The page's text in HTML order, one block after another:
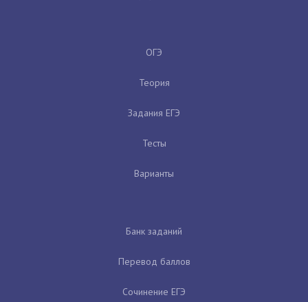
ОГЭ
Теория
Задания ЕГЭ
Тесты
Варианты
Банк заданий
Перевод баллов
Сочинение ЕГЭ